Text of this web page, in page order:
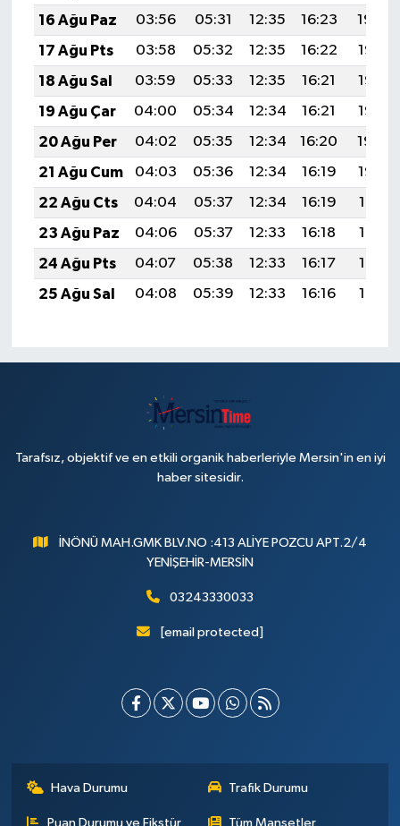
16 Ağu Paz
03:56 05:31 12:35 16:23
19:29
17 Ağu Pts
03:58 05:32 12:35 16:22
19:28
18 Ağu Sal
03:59 05:33 12:35 16:21
19:26
19 Ağu Çar
04:00 05:34 12:34 16:21
19:25
20 Ağu Per
04:02 05:35 12:34 16:20
19:24
21 Ağu Cum
04:03 05:36 12:34 16:19
19:22
22 Ağu Cts
04:04 05:37 12:34 16:19
19:21
23 Ağu Paz
04:06 05:37 12:33 16:18
19:19
24 Ağu Pts
04:07 05:38 12:33 16:17
19:18
25 Ağu Sal
04:08 05:39 12:33 16:16 19:16
Tarafsız, objektif ve en etkili organik haberleriyle Mersin'in en iyi
haber sitesidir.
İNÖNÜ MAH.GMK BLV.NO :413 ALİYE POZCU APT.2/4
YENİŞEHİR-MERSİN
03243330033
[email protected]
Hava Durumu Trafik Durumu
Puan Durumu ve Fikstür Tüm Manşetler